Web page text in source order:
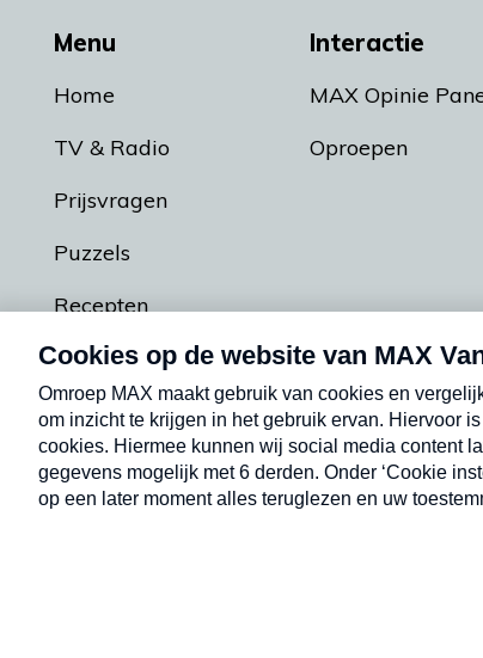
Menu
Home
TV & Radio
Prijsvragen
Puzzels
Recepten
Podcasts
Interactie
MAX Opinie
Oproepen